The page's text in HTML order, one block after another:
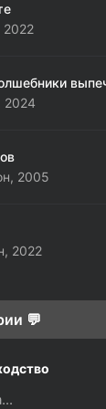
2022
2024
2005
2022
💬